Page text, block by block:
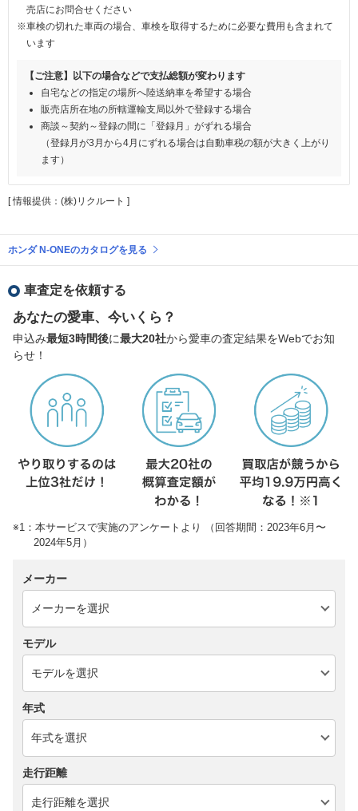
売店にお問合せください
※車検の切れた車両の場合、車検を取得するために必要な費用も含まれて
います
【ご注意】以下の場合などで支払総額が変わります
自宅などの指定の場所へ陸送納車を希望する場合
販売店所在地の所轄運輸支局以外で登録する場合
商談～契約～登録の間に「登録月」がずれる場合
（登録月が3月から4月にずれる場合は自動車税の額が大きく上がり
ます）
[ 情報提供：(株)リクルート ]
ホンダ N-ONEのカタログを見る
車査定を依頼する
あなたの愛車、今いくら？
申込み最短3時間後に最大20社から愛車の査定結果をWebでお知
らせ！
※1：本サービスで実施のアンケートより （回答期間：2023年6月〜
2024年5月）
メーカー
モデル
年式
走行距離